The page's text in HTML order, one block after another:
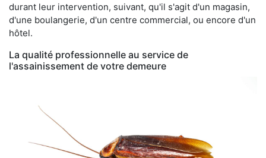
durant leur intervention, suivant, qu'il s'agit d'un magasin,
d'une boulangerie, d'un centre commercial, ou encore d'un
hôtel.
La qualité professionnelle au service de
l'assainissement de votre demeure